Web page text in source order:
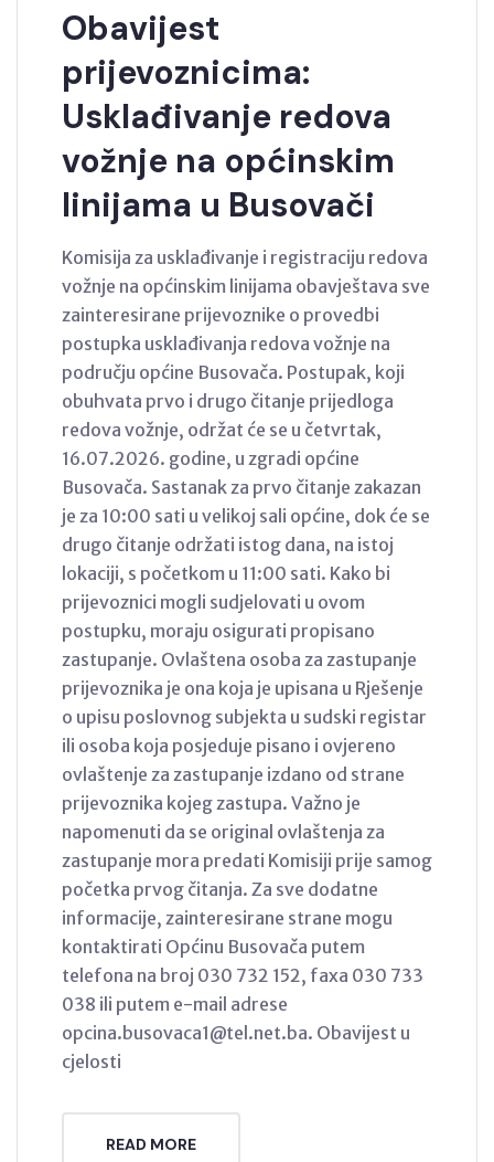
Obavijest
prijevoznicima:
Usklađivanje redova
vožnje na općinskim
linijama u Busovači
Komisija za usklađivanje i registraciju redova
vožnje na općinskim linijama obavještava sve
zainteresirane prijevoznike o provedbi
postupka usklađivanja redova vožnje na
području općine Busovača. Postupak, koji
obuhvata prvo i drugo čitanje prijedloga
redova vožnje, održat će se u četvrtak,
16.07.2026. godine, u zgradi općine
Busovača. Sastanak za prvo čitanje zakazan
je za 10:00 sati u velikoj sali općine, dok će se
drugo čitanje održati istog dana, na istoj
lokaciji, s početkom u 11:00 sati. Kako bi
prijevoznici mogli sudjelovati u ovom
postupku, moraju osigurati propisano
zastupanje. Ovlaštena osoba za zastupanje
prijevoznika je ona koja je upisana u Rješenje
o upisu poslovnog subjekta u sudski registar
ili osoba koja posjeduje pisano i ovjereno
ovlaštenje za zastupanje izdano od strane
prijevoznika kojeg zastupa. Važno je
napomenuti da se original ovlaštenja za
zastupanje mora predati Komisiji prije samog
početka prvog čitanja. Za sve dodatne
informacije, zainteresirane strane mogu
kontaktirati Općinu Busovača putem
telefona na broj 030 732 152, faxa 030 733
038 ili putem e-mail adrese
opcina.busovaca1@tel.net.ba. Obavijest u
cjelosti
READ MORE